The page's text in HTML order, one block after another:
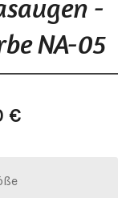
-
NA-05
€